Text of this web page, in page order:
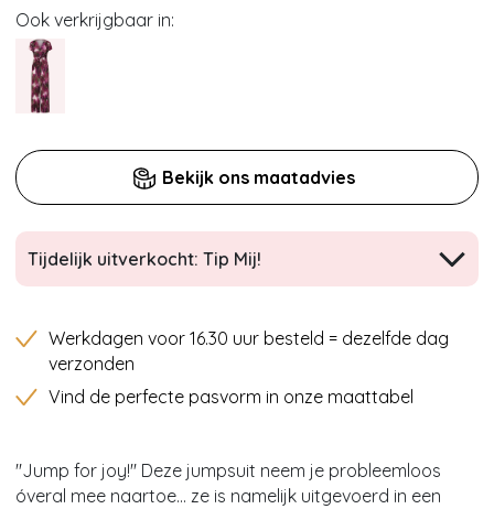
Ook verkrijgbaar in:
Bekijk ons maatadvies
Tijdelijk uitverkocht: Tip Mij!
Werkdagen voor 16.30 uur besteld = dezelfde dag
verzonden
Vind de perfecte pasvorm in onze maattabel
''Jump for joy!'' Deze jumpsuit neem je probleemloos
óveral mee naartoe... ze is namelijk uitgevoerd in een